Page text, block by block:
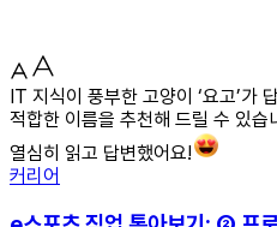
IT 지식이 풍부한 고양이 ‘요고’가
적합한 이름을 추천해 드릴 수 있
열심히 읽고 답변했어요!
커리어